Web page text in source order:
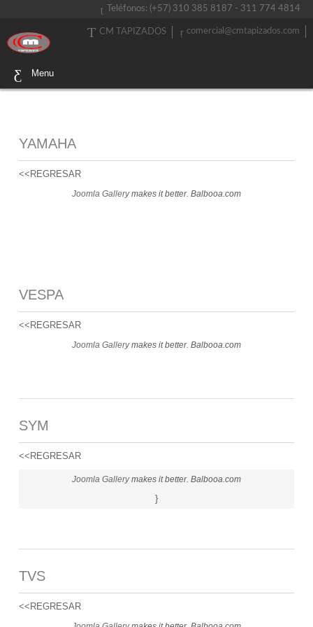
Teléfonos: (+57) 310 385 8187 - 311 774 4814
comercial@cmtapizados.com
CM TAPIZADOS
Menu
YAMAHA
<<REGRESAR
Joomla Gallerymakes it better. Balbooa.com
VESPA
<<REGRESAR
Joomla Gallerymakes it better. Balbooa.com
SYM
<<REGRESAR
Joomla Gallerymakes it better. Balbooa.com
}
TVS
<<REGRESAR